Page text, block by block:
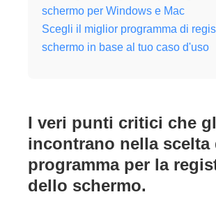
schermo per Windows e Mac
Scegli il miglior programma di
schermo in base al tuo caso d'uso
I veri punti critici che
incontrano nella scelta
programma per la
dello schermo.